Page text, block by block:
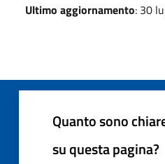
Ultimo aggiornamento: 30
Quanto sono
su questa pagina?